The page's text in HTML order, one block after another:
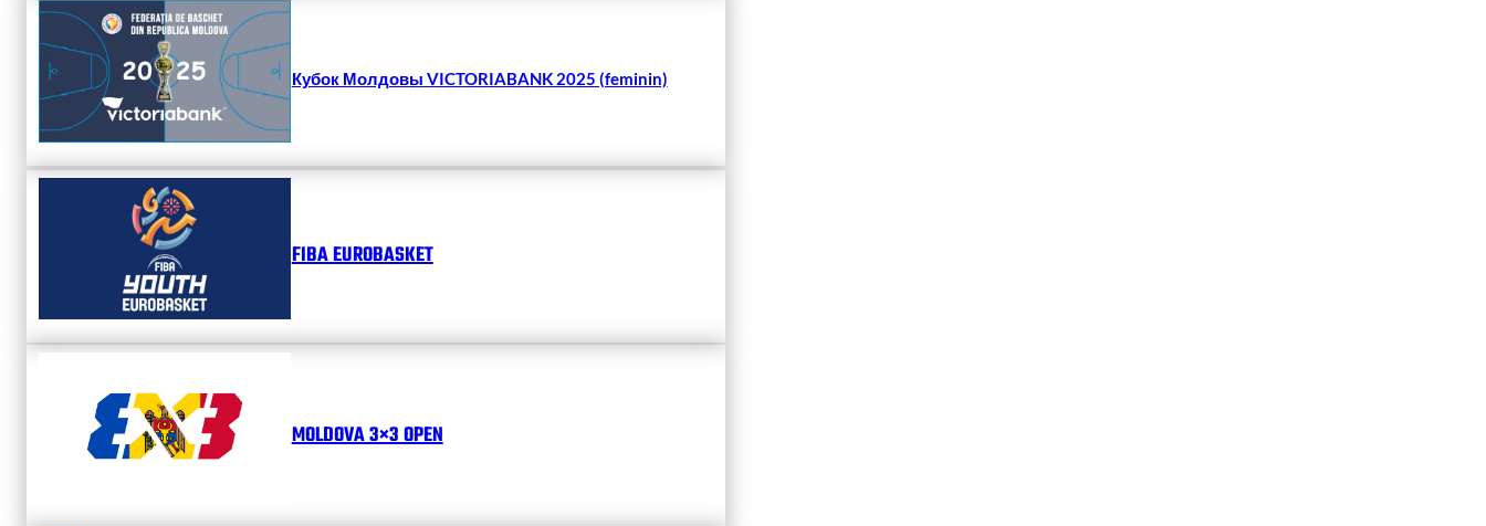
Кубок Молдовы VICTORIABANK 2025 (feminin)
FIBA EUROBASKET
MOLDOVA 3×3 OPEN